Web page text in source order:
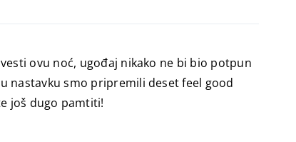
ovu noć, ugođaj nikako ne bi bio potpun
nastavku smo pripremili deset feel good
još dugo pamtiti!